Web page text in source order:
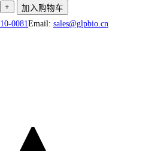
+
加入购物车
0081Email: sales@glpbio.cn